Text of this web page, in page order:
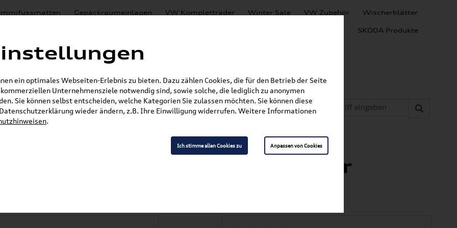
Gepäckraumeinlagen VW Kompletträder Winter Sale VW Zubehör Wischerblätter
SEAT Produkte SKODA Produkte
Lackierungen
E-Mail
2K0071126
(2K) Grundträger/Dachträger
ein optimales Webseiten-Erlebnis zu bieten. Dazu zählen Cookies, die für den Betrieb der Seite
Unternehmensziele notwendig sind, sowie solche, die lediglich zu anonymen
Sie können selbst entscheiden, welche Kategorien Sie zulassen möchten. Sie können diese
wieder ändern, z.B. Ihre Einwilligung widerrufen. Weitere Informationen
.
Ich stimme allen Cookies zu Anpassen von Cookies